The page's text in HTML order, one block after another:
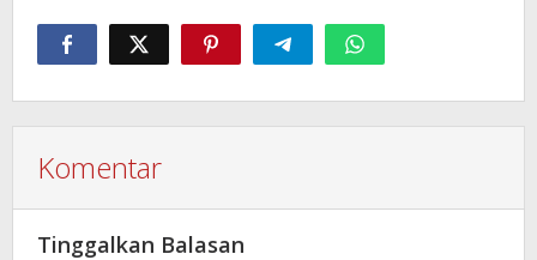
Komentar
Tinggalkan Balasan